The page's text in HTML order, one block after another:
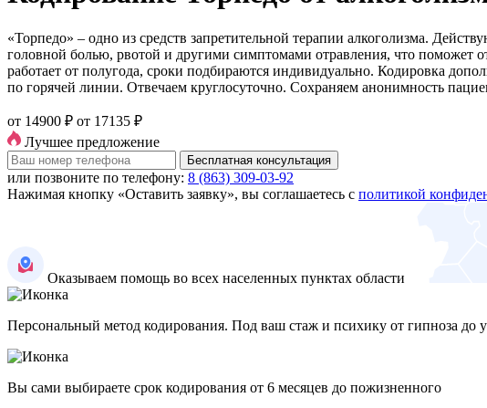
«Торпедо» – одно из средств запретительной терапии алкоголизма.
головной болью, рвотой и другими симптомами отравления, что поможет
работает от полугода, сроки подбираются индивидуально. Кодировка
по горячей линии. Отвечаем круглосуточно. Сохраняем анонимность
от 14900 ₽ от 17135 ₽
Лучшее предложение
Бесплатная консультация
или позвоните по телефону: 8 (863) 309-03-92
Нажимая кнопку «Оставить заявку», вы соглашаетесь с политикой
Оказываем помощь во всех населенных пунктах области
Персональный метод кодирования. Под ваш стаж и психику от гипноза до
Вы сами выбираете срок кодирования от 6 месяцев до пожизненного